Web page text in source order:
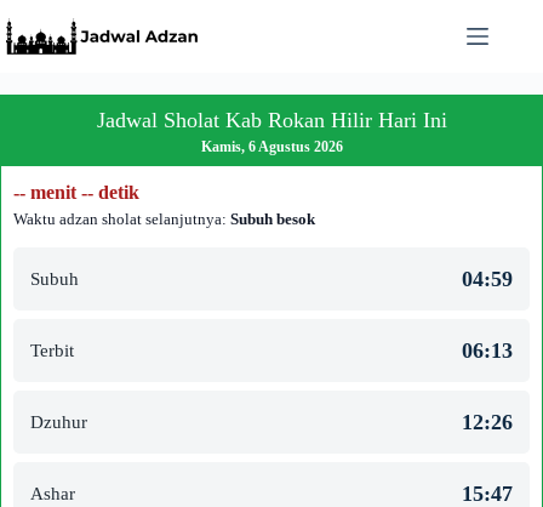
to
content
Jadwal Sholat Kab Rokan Hilir Hari Ini
Kamis, 6 Agustus 2026
-- menit -- detik
Waktu adzan sholat selanjutnya: Subuh besok
Subuh 04:59
Terbit 06:13
Dzuhur 12:26
Ashar 15:47